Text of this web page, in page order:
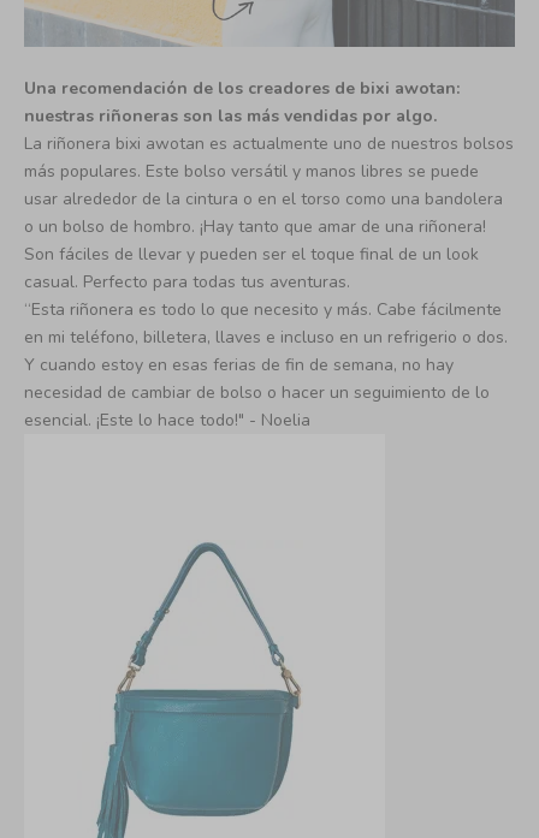
Una recomendación de los creadores de bixi awotan:
nuestras riñoneras son las más vendidas por algo.
La riñonera bixi awotan es actualmente uno de nuestros bolsos
más populares. Este bolso versátil y manos libres se puede
usar alrededor de la cintura o en el torso como una bandolera
o un bolso de hombro. ¡Hay tanto que amar de una riñonera!
Son fáciles de llevar y pueden ser el toque final de un look
casual. Perfecto para todas tus aventuras.
“Esta riñonera es todo lo que necesito y más. Cabe fácilmente
en mi teléfono, billetera, llaves e incluso en un refrigerio o dos.
Y cuando estoy en esas ferias de fin de semana, no hay
necesidad de cambiar de bolso o hacer un seguimiento de lo
esencial. ¡Este lo hace todo!" - Noelia